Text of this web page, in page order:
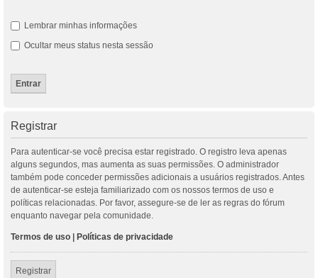
Lembrar minhas informações
Ocultar meus status nesta sessão
Registrar
Para autenticar-se você precisa estar registrado. O registro leva apenas
alguns segundos, mas aumenta as suas permissões. O administrador
também pode conceder permissões adicionais a usuários registrados. Antes
de autenticar-se esteja familiarizado com os nossos termos de uso e
políticas relacionadas. Por favor, assegure-se de ler as regras do fórum
enquanto navegar pela comunidade.
Termos de uso Políticas de privacidade
Registrar